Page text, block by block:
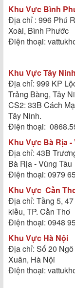
Khu Vực Bình
Địa chỉ : 996 Phú
Xoài, Bình Phước
Điện thoại:
Khu Vực Tây Ninh
Địa chỉ: 999 KP
Trảng Bàng, Tây
CS2: 33B Cách
Tây Ninh.
Điện thoại:
Khu Vực Bà Rịa -
Địa chỉ: 43B
Bà Rịa - Vũng Tàu
Điện thoại: 0979
Khu Vực Cần
Địa chỉ: Tầng 5,
kiều, TP. Cần Thơ
Điện thoại: 0948
Khu Vực Hà Nội
Địa chỉ: Số 20
Xuân, Hà Nội
Điện thoại: